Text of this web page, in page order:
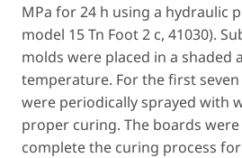
MPa for 24 h using a hydraulic
model 15 Tn Foot 2 c, 41030).
molds were placed in a shaded
temperature. For the first seven
were periodically sprayed with
proper curing. The boards
complete the curing process